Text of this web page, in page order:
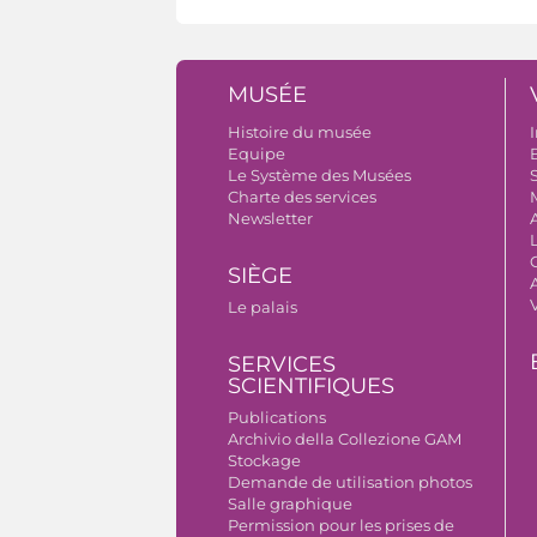
MUSÉE
Histoire du musée
Equipe
Le Système des Musées
Charte des services
Newsletter
SIÈGE
Le palais
SERVICES
SCIENTIFIQUES
Publications
Archivio della Collezione GAM
Stockage
Demande de utilisation photos
Salle graphique
Permission pour les prises de